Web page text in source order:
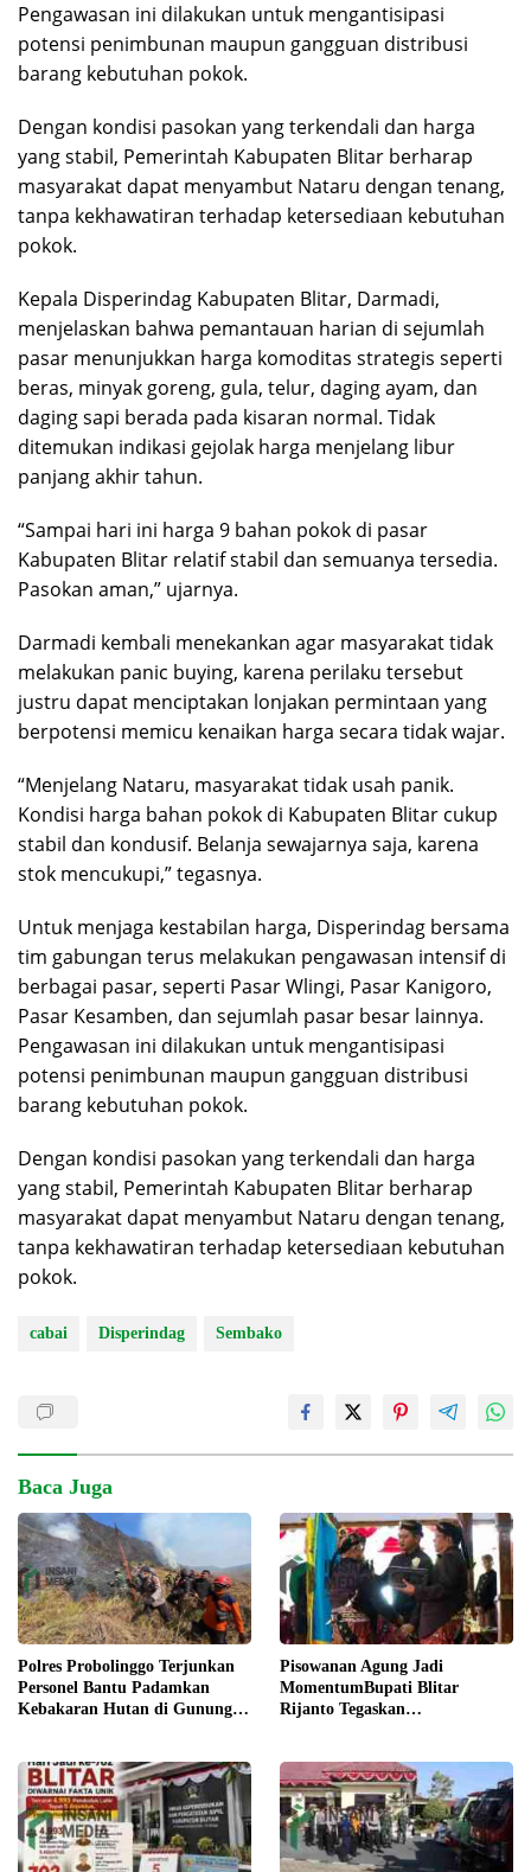
Pengawasan ini dilakukan untuk mengantisipasi
potensi penimbunan maupun gangguan distribusi
barang kebutuhan pokok.
Dengan kondisi pasokan yang terkendali dan harga
yang stabil, Pemerintah Kabupaten Blitar berharap
masyarakat dapat menyambut Nataru dengan tenang,
tanpa kekhawatiran terhadap ketersediaan kebutuhan
pokok.
Kepala Disperindag Kabupaten Blitar, Darmadi,
menjelaskan bahwa pemantauan harian di sejumlah
pasar menunjukkan harga komoditas strategis seperti
beras, minyak goreng, gula, telur, daging ayam, dan
daging sapi berada pada kisaran normal. Tidak
ditemukan indikasi gejolak harga menjelang libur
panjang akhir tahun.
“Sampai hari ini harga 9 bahan pokok di pasar
Kabupaten Blitar relatif stabil dan semuanya tersedia.
Pasokan aman,” ujarnya.
Darmadi kembali menekankan agar masyarakat tidak
melakukan panic buying, karena perilaku tersebut
justru dapat menciptakan lonjakan permintaan yang
berpotensi memicu kenaikan harga secara tidak wajar.
“Menjelang Nataru, masyarakat tidak usah panik.
Kondisi harga bahan pokok di Kabupaten Blitar cukup
stabil dan kondusif. Belanja sewajarnya saja, karena
stok mencukupi,” tegasnya.
Untuk menjaga kestabilan harga, Disperindag bersama
tim gabungan terus melakukan pengawasan intensif di
berbagai pasar, seperti Pasar Wlingi, Pasar Kanigoro,
Pasar Kesamben, dan sejumlah pasar besar lainnya.
Pengawasan ini dilakukan untuk mengantisipasi
potensi penimbunan maupun gangguan distribusi
barang kebutuhan pokok.
Dengan kondisi pasokan yang terkendali dan harga
yang stabil, Pemerintah Kabupaten Blitar berharap
masyarakat dapat menyambut Nataru dengan tenang,
tanpa kekhawatiran terhadap ketersediaan kebutuhan
pokok.
cabai Disperindag Sembako
Baca Juga
Polres Probolinggo Terjunkan
Personel Bantu Padamkan
Kebakaran Hutan di Gunung
Pisowanan Agung Jadi
MomentumBupati Blitar
Rijanto Tegaskan